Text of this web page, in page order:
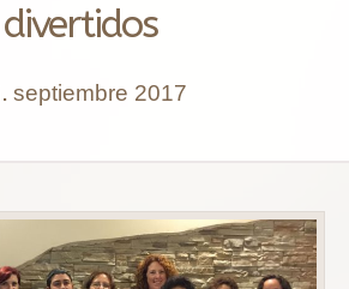
divertidos
. septiembre 2017